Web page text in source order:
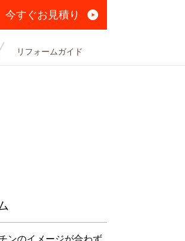
今すぐお見積り
リフォームガイド
ンのイメージが合わず